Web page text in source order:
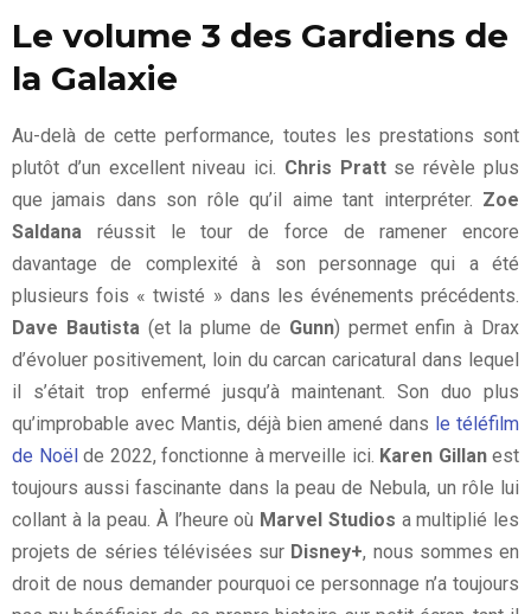
Le volume 3 des Gardiens de
la Galaxie
Au-delà de cette performance, toutes les prestations sont
plutôt d’un excellent niveau ici. Chris Prattse révèle plus
que jamais dans son rôle qu’il aime tant interpréter. Zoe
Saldana réussit le tour de force de ramener encore
davantage de complexité à son personnage qui a été
plusieurs fois « twisté » dans les événements précédents.
Dave Bautista(et la plume de Gunn) permet enfin à Drax
d’évoluer positivement, loin du carcan caricatural dans lequel
il s’était trop enfermé jusqu’à maintenant. Son duo plus
qu’improbable avec Mantis, déjà bien amené dans le téléfilm
de Noëlde 2022, fonctionne à merveille ici. Karen Gillanest
toujours aussi fascinante dans la peau de Nebula, un rôle lui
collant à la peau. À l’heure où Marvel Studios a multiplié les
projets de séries télévisées sur Disney+, nous sommes en
droit de nous demander pourquoi ce personnage n’a toujours